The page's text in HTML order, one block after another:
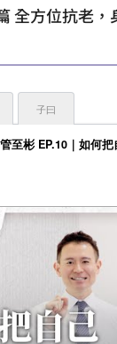
防老 對抗力篇 全方
至彬 EP.10｜如何
子曰